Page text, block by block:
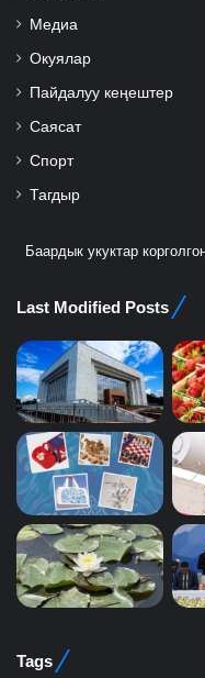
Медиа
Окуялар
Пайдалуу кеңештер
Саясат
Спорт
Тагдыр
Баардык укуктар
Last Modified Posts
Tags